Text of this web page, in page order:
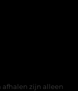
afhalen zijn alleen